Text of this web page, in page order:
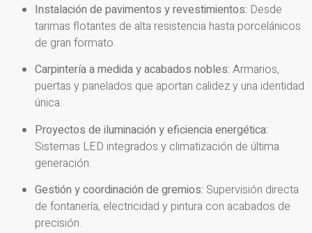
Instalación de pavimentos y revestimientos: Desde
tarimas flotantes de alta resistencia hasta porcelánicos
de gran formato.
Carpintería a medida y acabados nobles: Armarios,
puertas y panelados que aportan calidez y una identidad
única.
Proyectos de iluminación y eficiencia energética:
Sistemas LED integrados y climatización de última
generación.
Gestión y coordinación de gremios: Supervisión directa
de fontanería, electricidad y pintura con acabados de
precisión.